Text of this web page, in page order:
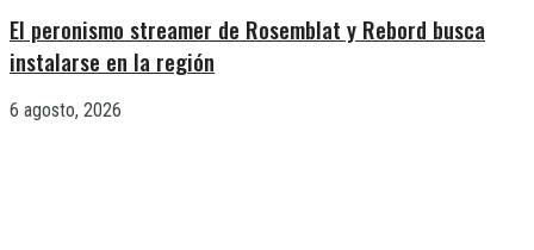
El peronismo streamer de Rosemblat y Rebord busca
instalarse en la región
6 agosto, 2026